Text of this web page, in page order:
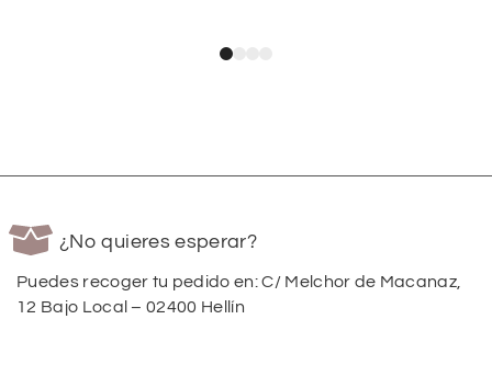
¿No quieres esperar?
Puedes recoger tu pedido en: C/ Melchor de Macanaz,
12 Bajo Local – 02400 Hellín